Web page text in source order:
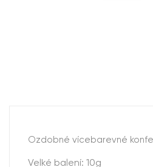
Ozdobné vícebarevné
Velké balení: 10g